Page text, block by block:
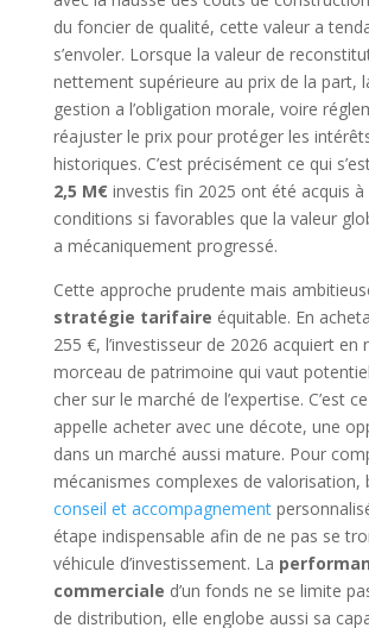
du foncier de qualité, cette valeur a
s’envoler. Lorsque la valeur de
nettement supérieure au prix de la part,
gestion a l’obligation morale, voire
réajuster le prix pour protéger les
historiques. C’est précisément ce qui
2,5 M€investis fin 2025 ont été acquis à
conditions si favorables que la valeur
a mécaniquement progressé.
Cette approche prudente mais
stratégie tarifaire équitable. En
255 €, l’investisseur de 2026 acquiert en
morceau de patrimoine qui vaut
cher sur le marché de l’expertise. C’est
appelle acheter avec une décote, une
dans un marché aussi mature. Pour
mécanismes complexes de valorisation,
conseil et accompagnement
étape indispensable afin de ne pas se
véhicule d’investissement. La
commerciale d’un fonds ne se limite
de distribution, elle englobe aussi sa